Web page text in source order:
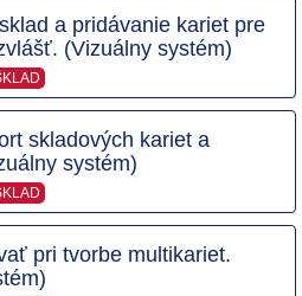
a pridávanie kariet pre
(Vizuálny systém)
skladových kariet a
systém)
pri tvorbe multikariet.